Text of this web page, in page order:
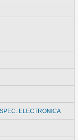
ELECTRONICA